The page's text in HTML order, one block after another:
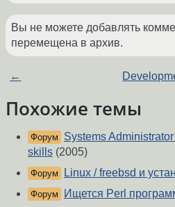
Вы не можете добавлять
перемещена в архив.
←
Похожие темы
Форум
Systems
skills (2005)
Форум Linux / freebsd и
Форум Ищется Perl